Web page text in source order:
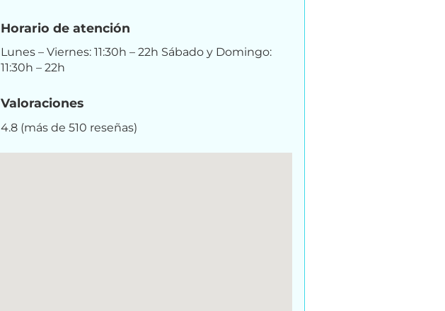
Horario de atención
Lunes – Viernes: 11:30h – 22h Sábado y Domingo:
11:30h – 22h
Valoraciones
4.8 (más de 510 reseñas)